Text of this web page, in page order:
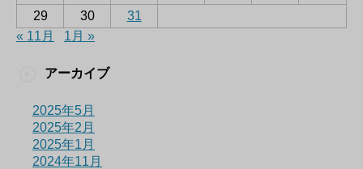
29
30
31
« 11月
1月 »
アーカイブ
2025年5月
2025年2月
2025年1月
2024年11月